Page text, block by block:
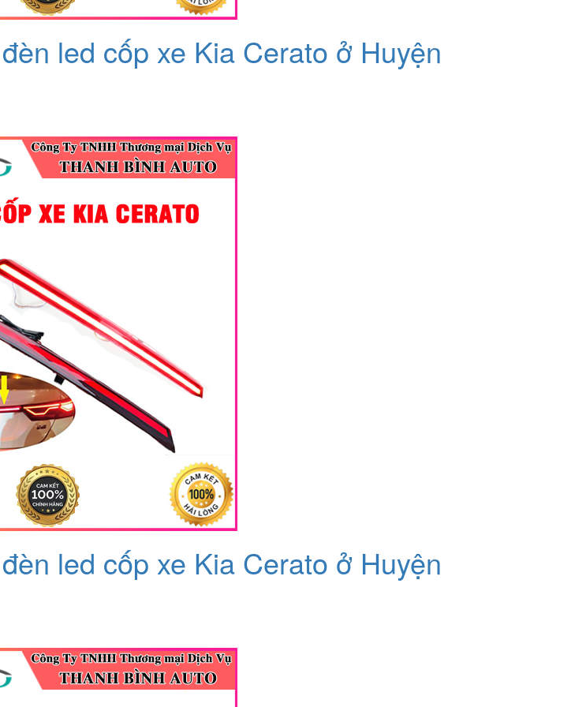
led cốp xe Kia Cerato ở Huyện
led cốp xe Kia Cerato ở Huyện